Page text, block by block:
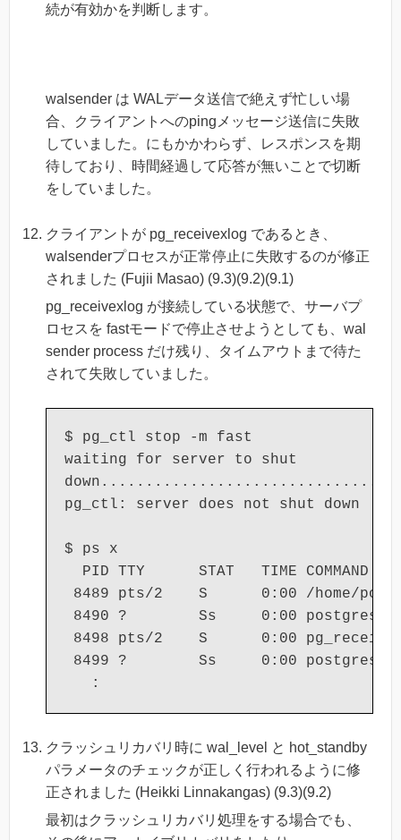
続が有効かを判断します。
walsender は WALデータ送信で絶えず忙しい場
合、クライアントへのpingメッセージ送信に失敗
していました。にもかかわらず、レスポンスを期
待しており、時間経過して応答が無いことで切断
をしていました。
クライアントが pg_receivexlog であるとき、
walsenderプロセスが正常停止に失敗するのが修正
されました (Fujii Masao) (9.3)(9.2)(9.1)
pg_receivexlog が接続している状態で、サーバプ
ロセスを fastモードで停止させようとしても、wal
sender process だけ残り、タイムアウトまで待た
されて失敗していました。
$ pg_ctl stop -m fast
waiting for server to shut
pg_ctl: server does not shut down
$ ps x
  PID TTY      STAT   TIME COMMAND
8489 pts/2    S      0:00 /home/
8490 ?        Ss     0:00 postgres:
8498 pts/2    S      0:00
8499 ?        Ss     0:00 postgres:
クラッシュリカバリ時に wal_level と hot_standby
パラメータのチェックが正しく行われるように修
正されました (Heikki Linnakangas) (9.3)(9.2)
最初はクラッシュリカバリ処理をする場合でも、